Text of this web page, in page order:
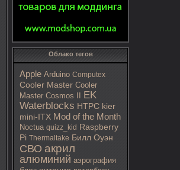
Облако тегов
Apple Arduino Computex
Cooler Master Cooler
Master Cosmos II
EK
Waterblocks HTPC kier
mini-ITX Mod of the Month
Noctua quizz_kid Raspberry
Pi Thermaltake Билл Оуэн
СВО акрил
алюминий аэрография